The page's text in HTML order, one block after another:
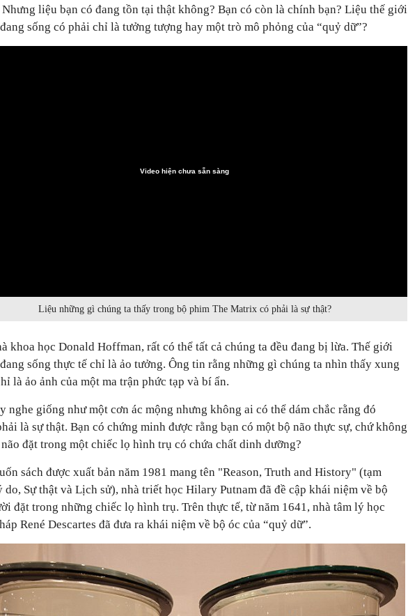
liệu bạn có đang tồn tại thật không? Bạn có còn là chính bạn? Liệu thế giới
sống có phải chỉ là tưởng tượng hay một trò mô phỏng của “quỷ dữ”?
Video hiện chưa sẵn sàng
Liệu những gì chúng ta thấy trong bộ phim The Matrix có phải là sự thật?
khoa học Donald Hoffman, rất có thể tất cả chúng ta đều đang bị lừa. Thế giới
sống thực tế chỉ là ảo tưởng. Ông tin rằng những gì chúng ta nhìn thấy xung
là ảo ảnh của một ma trận phức tạp và bí ẩn.
nghe giống như một cơn ác mộng nhưng không ai có thể dám chắc rằng đó
là sự thật. Bạn có chứng minh được rằng bạn có một bộ não thực sự, chứ không
đặt trong một chiếc lọ hình trụ có chứa chất dinh dưỡng?
sách được xuất bản năm 1981 mang tên "Reason, Truth and History" (tạm
do, Sự thật và Lịch sử), nhà triết học Hilary Putnam đã đề cập khái niệm về bộ
đặt trong những chiếc lọ hình trụ. Trên thực tế, từ năm 1641, nhà tâm lý học
René Descartes đã đưa ra khái niệm về bộ óc của “quỷ dữ”.